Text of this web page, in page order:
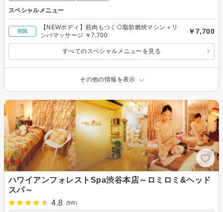
スペシャルメニュー
初回
【NEWボディ】筋肉もつく◎脂肪燃焼マシン＋リ
ンパマッサージ ￥7,700
￥7,700
すべてのスペシャルメニューを見る
その他の情報を表示
ハワイアンフォレストSpa渋谷本店～ロミロミ&ヘッド
スパ～
4.8
(5件)